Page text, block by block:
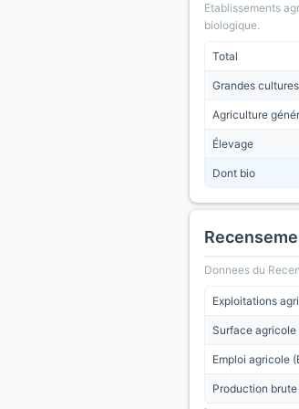
Etablissements
biologique.
Total
Grandes cultures
Agriculture
Élevage
Dont bio
Donnees du
Exploitations
Surface agricole
Emploi agricole
Production